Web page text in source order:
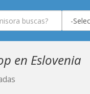
en Eslovenia